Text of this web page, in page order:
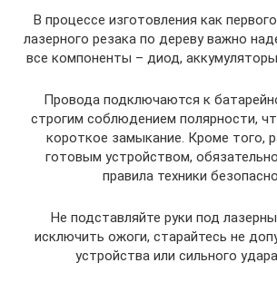
В процессе изготовления как
лазерного резака по дереву важно
все компоненты – диод,
Провода подключаются к
строгим соблюдением полярности,
короткое замыкание. Кроме того,
готовым устройством,
правила техники
Не подставляйте руки под
исключить ожоги, старайтесь не
устройства или сильного